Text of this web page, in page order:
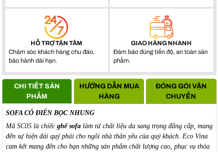
HỖ TRỢ TẬN TÂM
Chăm sóc khách hàng chu đáo,
bảo hành dài hạn.
GIAO HÀNG NHANH
Đảm bảo đúng tiến độ, an toàn sản
phẩm.
CHI TIẾT SẢN
PHẨM
HƯỚNG DẪN MUA
HÀNG
ĐÓNG GÓI VẬN
CHUYỂN
SOFA CỔ ĐIỂN BỌC NHUNG
Mã SC05 là chiếc ghế sofalàm từ chất liệu da sang trọng đẳng cấp, mang
đến sự hiện đái quý phái cho ngôi nhà thân yêu của quý khách. Eco Vina
cam kết mang đến cho bạn những sản phẩm chất lượng cao, phục vụ thỏa